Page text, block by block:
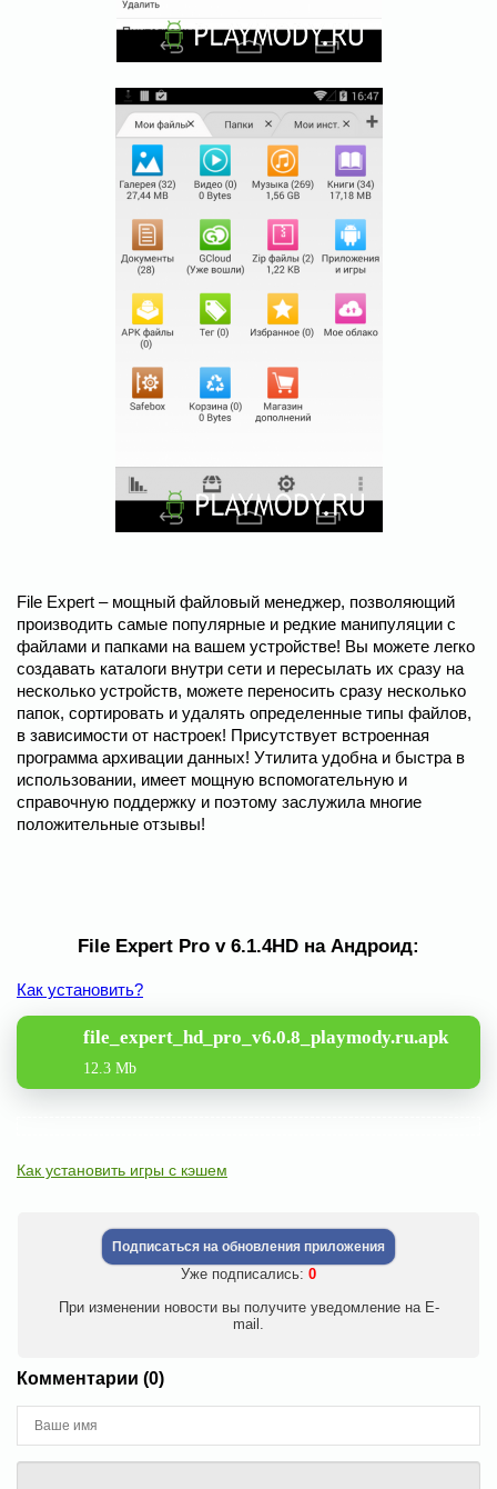
File Expert – мощный файловый менеджер, позволяющий
производить самые популярные и редкие манипуляции с
файлами и папками на вашем устройстве! Вы можете легко
создавать каталоги внутри сети и пересылать их сразу на
несколько устройств, можете переносить сразу несколько
папок, сортировать и удалять определенные типы файлов,
в зависимости от настроек! Присутствует встроенная
программа архивации данных! Утилита удобна и быстра в
использовании, имеет мощную вспомогательную и
справочную поддержку и поэтому заслужила многие
положительные отзывы!
File Expert Pro v 6.1.4HD на Андроид:
Как установить?
file_expert_hd_pro_v6.0.8_playmody.ru.apk
12.3 Mb
Как установить игры с кэшем
Подписаться на обновления приложения
Уже подписались: 0
При изменении новости вы получите уведомление на E-
mail.
Комментарии (0)